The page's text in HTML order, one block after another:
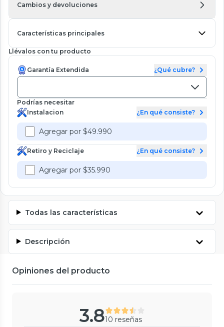
Cambios y devoluciones
Características principales
Llévalos con tu producto
Garantía Extendida ¿Qué cubre?
Podrías necesitar
Instalacion
¿En qué consiste?
Agregar por $49.990
Retiro y Reciclaje ¿En qué consiste?
Agregar por $35.990
Todas las características
Descripción
Opiniones del producto
3.810 reseñas